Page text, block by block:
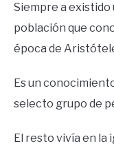
Siempre a
población que
época de
Es un
selecto grupo de
El resto vivía en la